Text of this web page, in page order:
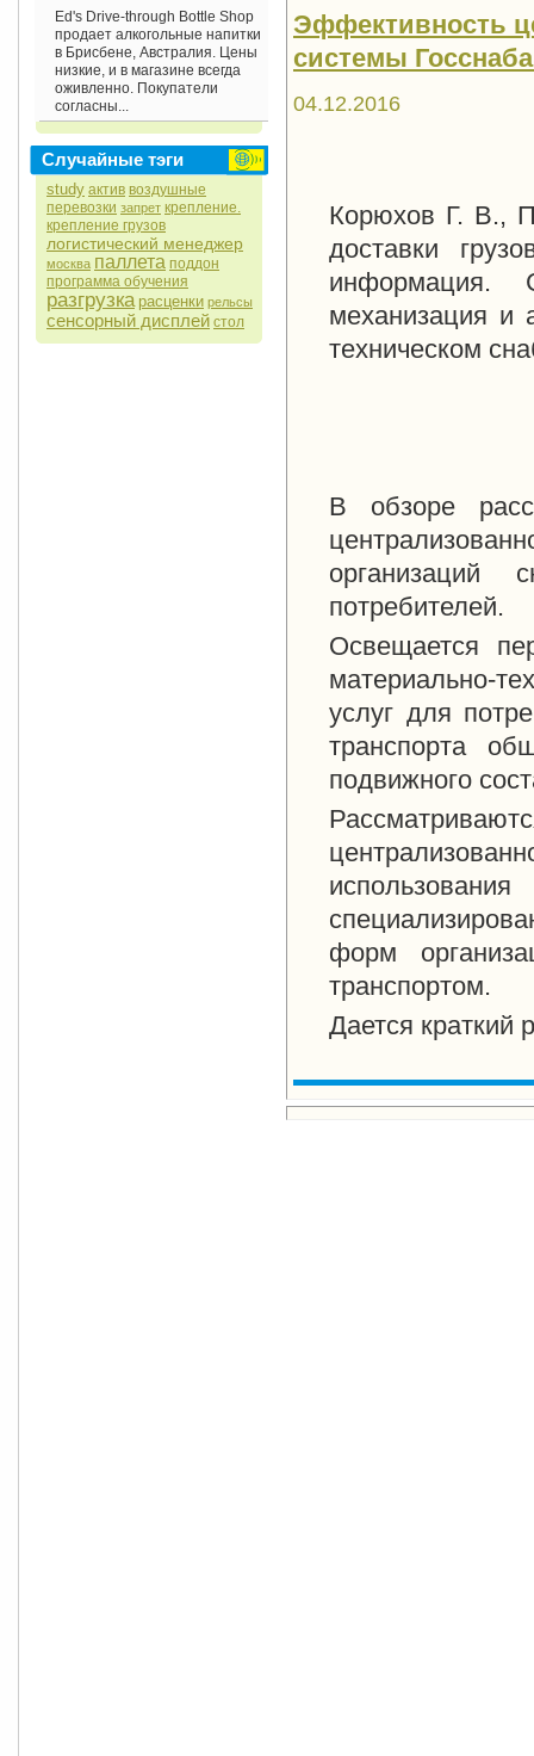
Ed's Drive-through Bottle Shop
продает алкогольные напитки
в Брисбене, Австралия. Цены
низкие, и в магазине всегда
оживленно. Покупатели
согласны...
Случайные тэги
study актив воздушные
перевозки запрет крепление.
крепление грузов
логистический менеджер
москва паллета поддон
программа обучения
разгрузка расценки рельсы
сенсорный дисплей стол
Эффективность
системы
04.12.2016
Корюхов Г. В.,
доставки
информация.
механизация и
техническом
В обзоре
потребителей.
Освещается
материально-
услуг для
транспорта
подвижного
форм
транспортом.
Дается краткий